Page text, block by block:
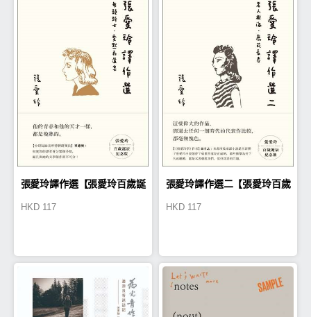
張愛玲譯作選【張愛玲百歲誕
森選集
HKD 117
張愛玲譯作選二【張愛玲百歲
苑長春
HKD 117